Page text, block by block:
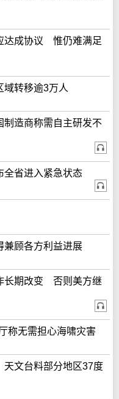
达成协议 惟仍难满足
转移逾3万人
造商称需自主研发不
省进入紧急状态
兼顾各方利益进展
长期改变 否则美方继
称无需担心海啸灾害
文台料部分地区37度